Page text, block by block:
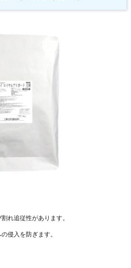
れ追従性があります。
侵入を防ぎます。